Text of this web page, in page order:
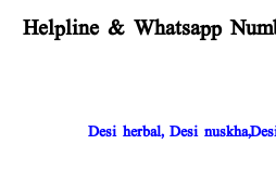
Helpline & Whatsapp
Desi herbal, Desi